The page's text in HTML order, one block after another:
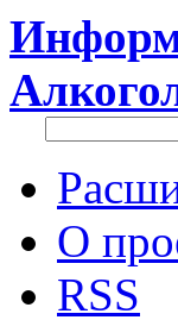
О
RSS